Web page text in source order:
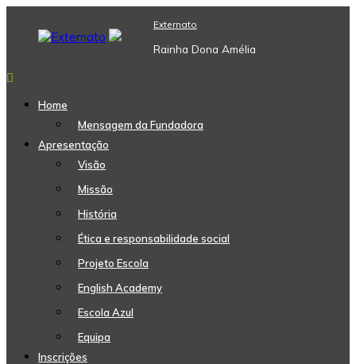
content
Externato
Rainha Dona Amélia
Home
Mensagem da Fundadora
Apresentação
Visão
Missão
História
Ética e responsabilidade social
Projeto Escola
English Academy
Escola Azul
Equipa
Inscrições